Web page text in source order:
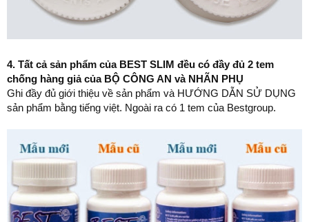
4. Tất cả sản phẩm của BEST SLIM đều có đầy đủ 2 tem
chống hàng giả của BỘ CÔNG AN và NHÃN PHỤ
Ghi đầy đủ giới thiệu về sản phẩm và HƯỚNG DẪN SỬ DỤNG
sản phẩm bằng tiếng việt. Ngoài ra có 1 tem của Bestgroup.